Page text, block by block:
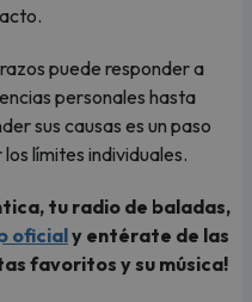
puede responder a
personales hasta
sus causas es un paso
límites individuales.
tu radio de baladas,
oficialy entérate de las
favoritos y su música!